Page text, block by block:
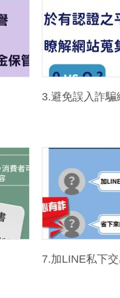
3.避免誤入詐
7.加LINE私下